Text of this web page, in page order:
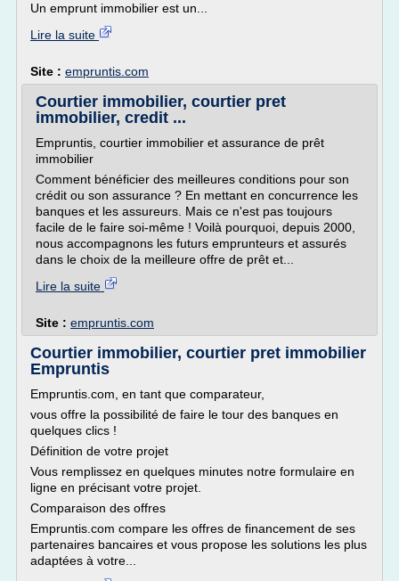
Un emprunt immobilier est un...
Lire la suite
Site : empruntis.com
Courtier immobilier, courtier pret
immobilier, credit ...
Empruntis, courtier immobilier et assurance de prêt
immobilier
Comment bénéficier des meilleures conditions pour son
crédit ou son assurance ? En mettant en concurrence les
banques et les assureurs. Mais ce n'est pas toujours
facile de le faire soi-même ! Voilà pourquoi, depuis 2000,
nous accompagnons les futurs emprunteurs et assurés
dans le choix de la meilleure offre de prêt et...
Lire la suite
Site : empruntis.com
Courtier immobilier, courtier pret immobilier
Empruntis
Empruntis.com, en tant que comparateur,
vous offre la possibilité de faire le tour des banques en
quelques clics !
Définition de votre projet
Vous remplissez en quelques minutes notre formulaire en
ligne en précisant votre projet.
Comparaison des offres
Empruntis.com compare les offres de financement de ses
partenaires bancaires et vous propose les solutions les plus
adaptées à votre...